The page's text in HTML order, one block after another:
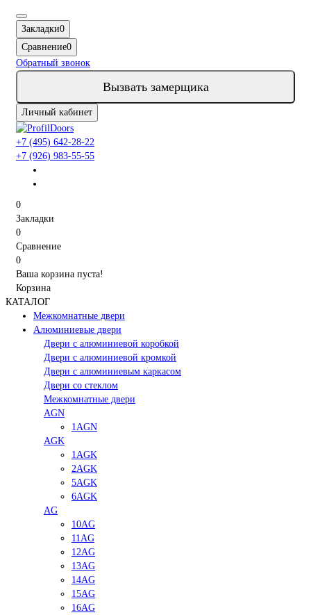
Закладки0
Сравнение0
Обратный звонок
Вызвать замерщика
Личный кабинет
+7 (495) 642-28-22
+7 (926) 983-55-55
0
Закладки
0
Сравнение
0
Ваша корзина пуста!
Корзина
КАТАЛОГ
Межкомнатные двери
Алюминиевые двери
Двери с алюминиевой коробкой
Двери с алюминиевой кромкой
Двери с алюминиевым каркасом
Двери со стеклом
Межкомнатные двери
AGN
1AGN
AGK
1AGK
2AGK
5AGK
6AGK
AG
10AG
11AG
12AG
13AG
14AG
15AG
16AG